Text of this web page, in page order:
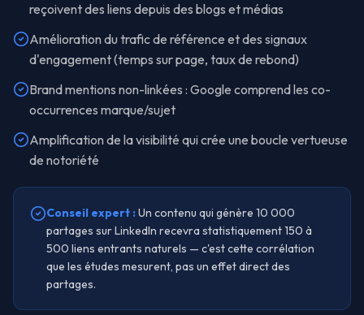
reçoivent des liens depuis des blogs et médias
Amélioration du trafic de référence et des signaux
d'engagement (temps sur page, taux de rebond)
Brand mentions non-linkées : Google comprend les co-
occurrences marque/sujet
Amplification de la visibilité qui crée une boucle vertueuse
de notoriété
Conseil expert :Un contenu qui génère 10 000
partages sur LinkedIn recevra statistiquement 150 à
500 liens entrants naturels — c'est cette corrélation
que les études mesurent, pas un effet direct des
partages.